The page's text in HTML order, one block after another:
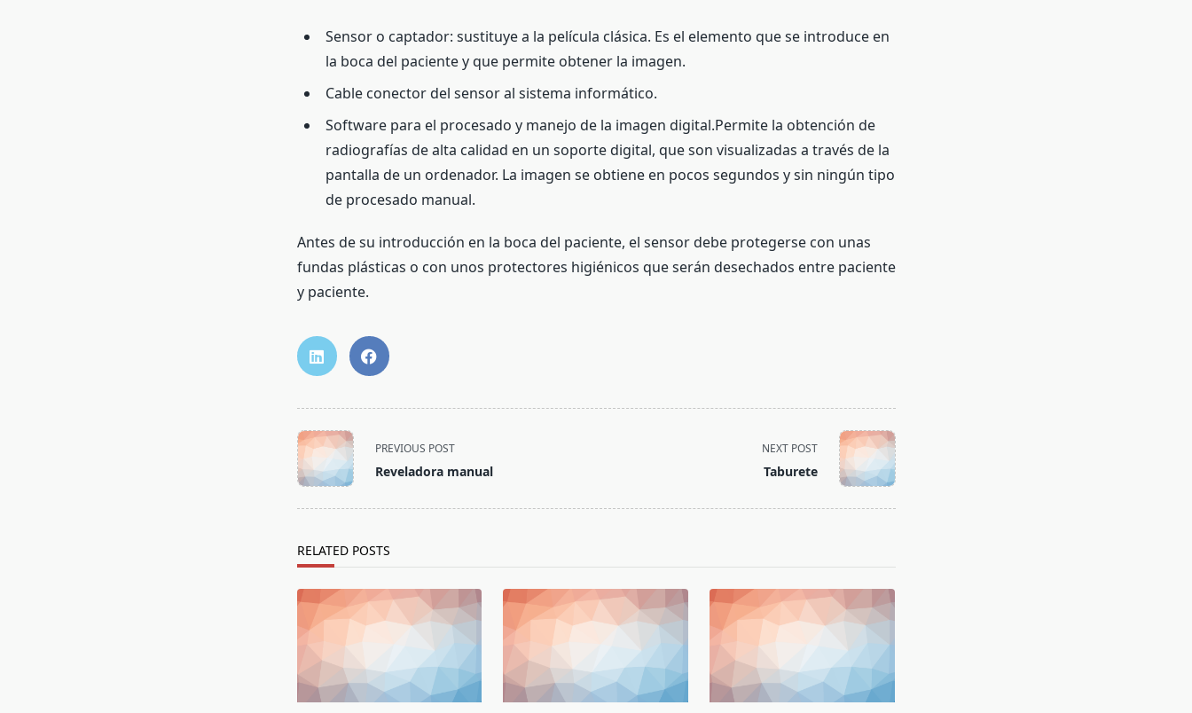
Sensor o captador: sustituye a la película clásica. Es el elemento que se introduce en
la boca del paciente y que permite obtener la imagen.
Cable conector del sensor al sistema informático.
Software para el procesado y manejo de la imagen digital.Permite la obtención de
radiografías de alta calidad en un soporte digital, que son visualizadas a través de la
pantalla de un ordenador. La imagen se obtiene en pocos segundos y sin ningún tipo
de procesado manual.
Antes de su introducción en la boca del paciente, el sensor debe protegerse con unas
fundas plásticas o con unos protectores higiénicos que serán desechados entre paciente
y paciente.
<span
class="nav-
subtitle
screen-
text">Page</span>
PREVIOUS POST
Reveladora manual
NEXT POST
Taburete
RELATED POSTS